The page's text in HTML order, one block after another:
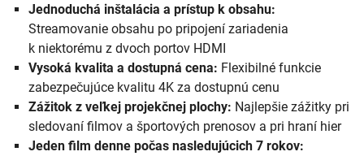
Jednoduchá inštalácia a prístup k obsahu:
Streamovanie obsahu po pripojení zariadenia
k niektorému z dvoch portov HDMI
Vysoká kvalita a dostupná cena: Flexibilné funkcie
zabezpečujúce kvalitu 4K za dostupnú cenu
Zážitok z veľkej projekčnej plochy: Najlepšie zážitky pri
sledovaní filmov a športových prenosov a pri hraní hier
Jeden film denne počas nasledujúcich 7 rokov: